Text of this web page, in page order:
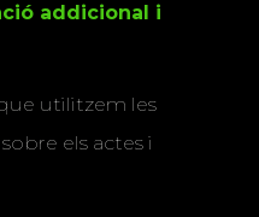
addicional i
utilitzem les
els actes i